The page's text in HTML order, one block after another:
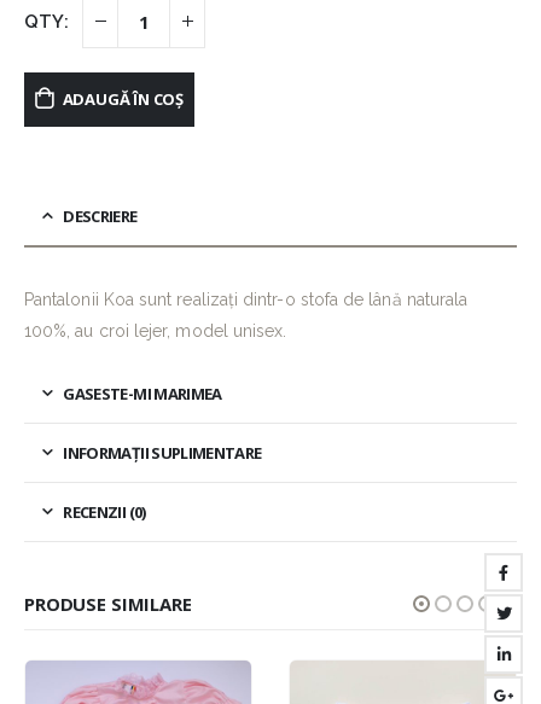
ADAUGĂ ÎN COȘ
DESCRIERE
Pantalonii Koa sunt realizați dintr-o stofa de lână naturala
100%, au croi lejer, model unisex.
GASESTE-MI MARIMEA
INFORMAȚII SUPLIMENTARE
RECENZII (0)
PRODUSE SIMILARE